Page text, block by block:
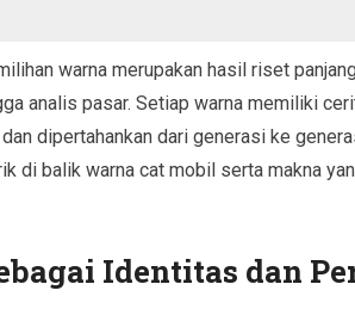
warna merupakan hasil riset
analis pasar. Setiap warna memiliki
dipertahankan dari generasi ke
di balik warna cat mobil serta makna
Identitas dan